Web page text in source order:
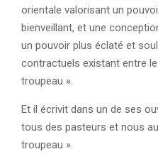
orientale valorisant un
bienveillant, et une
un pouvoir plus éclaté et
contractuels existant entre
troupeau ».
Et il écrivit dans un de ses
tous des pasteurs et nous
troupeau ».